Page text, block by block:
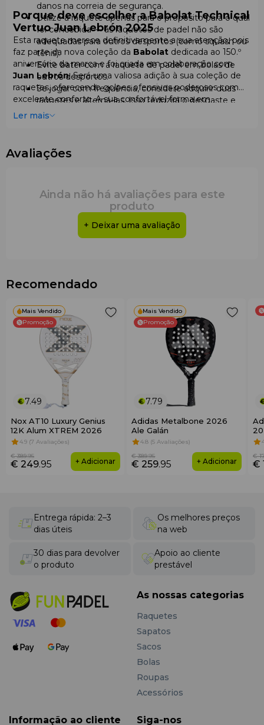
danos na correia de segurança.
Utilize a raquete apenas para o propósito para o qual
foi concebida — as raquetes de padel não são
adequadas para outros desportos (como squash ou
ténis).
Evite bater com a raquete de padel em bolas de
outros desportos.
Se jogar com frequência, considere adquirir duas
raquetes e alterná-las. Isso reduzirá o desgaste e
aumentará a durabilidade de ambas.
Porque deve escolher a Babolat Technical
Vertuo Juan Lebrón 2025
Esta raquete merece definitivamente a sua atenção, pois
faz parte da nova coleção da Babolat dedicada ao 150.º
aniversário da marca e foi criada em colaboração com
Juan Lebrón. Será uma valiosa adição à sua coleção de
raquetes, oferecendo golpes ofensivos poderosos com
excelente conforto. A sua confortável forma em
diamante e o equilíbrio elevado geram remates fortes por
Ler mais
Avaliações
Ainda não há avaliações para este
produto
+ Deixar uma avaliação
Recomendado
Mais Vendido
Promoção
7.49
Nox AT10 Luxury Genius
12K Alum XTREM 2026
4.9 (7 Avaliações)
€ 249.95
€ 389.95
+ Adicionar
Mais Vendido
Promoção
7.79
Adidas Metalbone 2026
Ale Galán
4.8 (5 Avaliações)
€ 259.95
€ 389.95
+ Adicionar €
€
Entrega rápida: 2–3
dias úteis
Os melhores preços
na web
30 dias para devolver
o produto
Apoio ao cliente
prestável
As nossas categorias
Raquetes
Sapatos
Sacos
Bolas
Roupas
Acessórios
Informação ao cliente Siga-nos